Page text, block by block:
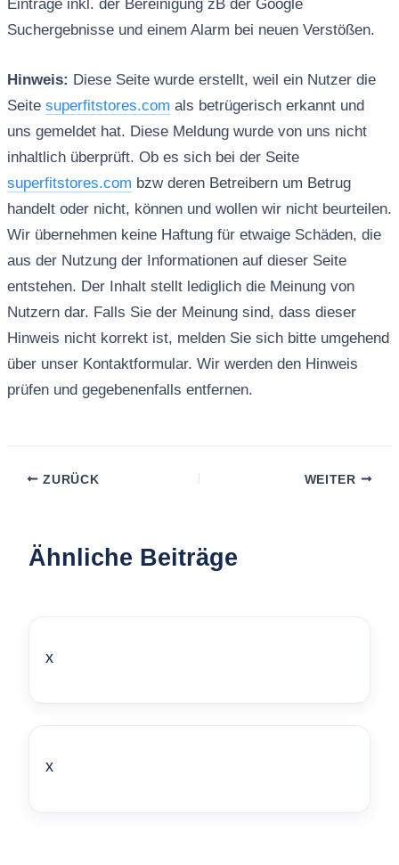
Einträge inkl. der Bereinigung zB der Google
Suchergebnisse und einem Alarm bei neuen Verstößen.
Hinweis: Diese Seite wurde erstellt, weil ein Nutzer die
Seite superfitstores.com als betrügerisch erkannt und
uns gemeldet hat. Diese Meldung wurde von uns nicht
inhaltlich überprüft. Ob es sich bei der Seite
superfitstores.com bzw deren Betreibern um Betrug
handelt oder nicht, können und wollen wir nicht beurteilen.
Wir übernehmen keine Haftung für etwaige Schäden, die
aus der Nutzung der Informationen auf dieser Seite
entstehen. Der Inhalt stellt lediglich die Meinung von
Nutzern dar. Falls Sie der Meinung sind, dass dieser
Hinweis nicht korrekt ist, melden Sie sich bitte umgehend
über unser Kontaktformular. Wir werden den Hinweis
prüfen und gegebenenfalls entfernen.
ZURÜCK WEITER
Ähnliche Beiträge
x
x